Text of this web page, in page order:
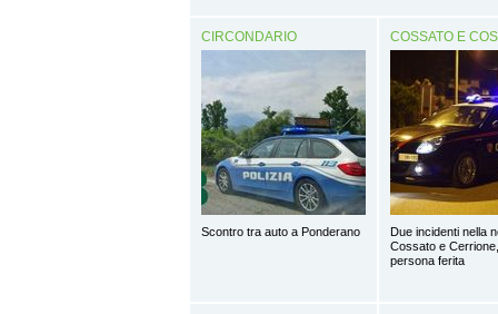
CIRCONDARIO
Scontro tra auto a Ponderano
COSSATO E
Due incidenti nella
Cossato e
persona ferita